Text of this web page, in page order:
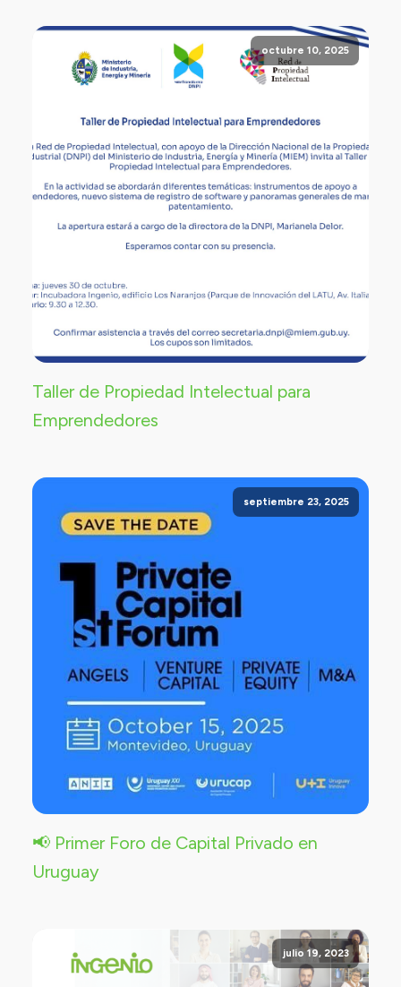
octubre 10, 2025
Taller de Propiedad Intelectual para
Emprendedores
septiembre 23, 2025
📢 Primer Foro de Capital Privado en
Uruguay
julio 19, 2023